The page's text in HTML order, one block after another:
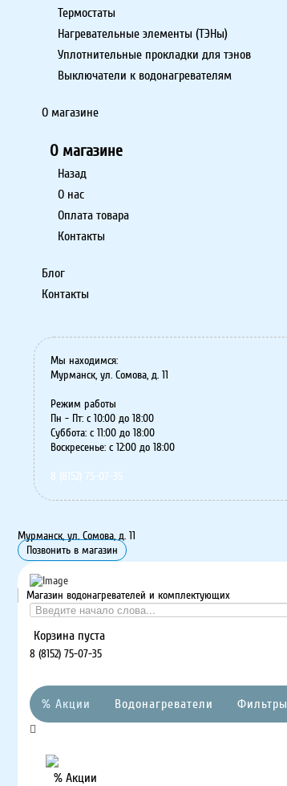
Термостаты
Нагревательные элементы (ТЭНы)
Уплотнительные прокладки для тэнов
Выключатели к водонагревателям
О магазине
О магазине
Назад
О нас
Оплата товара
Контакты
Блог
Контакты
Мы находимся:
Мурманск, ул. Сомова, д. 11
Режим работы
Пн - Пт: с 10:00 до 18:00
Суббота: с 11:00 до 18:00
Воскресенье: с 12:00 до 18:00
8 (8152) 75-07-35
Мурманск, ул. Сомова, д. 11
Позвонить в магазин
Магазин водонагревателей и комплектующих
Корзина пуста
8 (8152) 75-07-35
% Акции Водонагреватели Фильтры
% Акции